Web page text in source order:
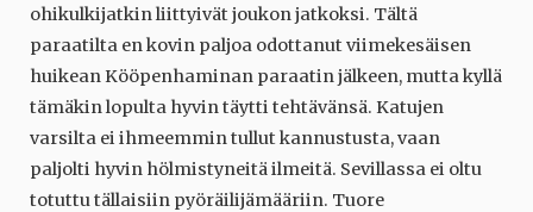
ohikulkijatkin liittyivät joukon jatkoksi. Tältä
paraatilta en kovin paljoa odottanut viimekesäisen
huikean Kööpenhaminan paraatin jälkeen, mutta kyllä
tämäkin lopulta hyvin täytti tehtävänsä. Katujen
varsilta ei ihmeemmin tullut kannustusta, vaan
paljolti hyvin hölmistyneitä ilmeitä. Sevillassa ei oltu
totuttu tällaisiin pyöräilijämääriin. Tuore